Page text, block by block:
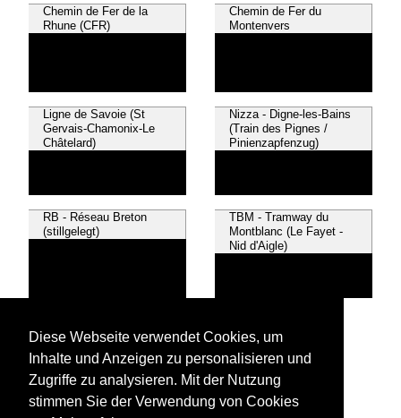
Chemin de Fer de la
Rhune (CFR)
Chemin de Fer du
Montenvers
Ligne de Savoie (St
Gervais-Chamonix-Le
Châtelard)
Nizza - Digne-les-Bains
(Train des Pignes /
Pinienzapfenzug)
RB - Réseau Breton
(stillgelegt)
TBM - Tramway du
Montblanc (Le Fayet -
Nid d'Aigle)
Carol (Train jaune)
Diese Webseite verwendet Cookies, um
Inhalte und Anzeigen zu personalisieren und
Zugriffe zu analysieren. Mit der Nutzung
stimmen Sie der Verwendung von Cookies